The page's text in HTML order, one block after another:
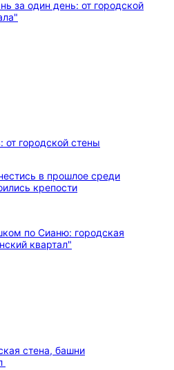
от городской стены
в прошлое среди
крепости
стена, башни